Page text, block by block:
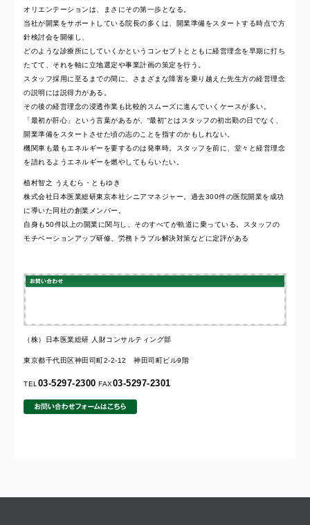
オリエンテーションは、まさにその第一歩となる。
当社が開業をサポートしている院長の多くは、開業準備をスタートする時点で方
針検討会を開催し、
どのような診療所にしていくかというコンセプトとともに経営理念を早期に打ち
たてて、それを軸に立地選定や事業計画の策定を行う。
スタッフ採用に至るまでの間に、さまざまな障害を乗り越えた先生方の経営理念
の説明には説得力がある。
その後の経営理念の浸透作業も比較的スムーズに進んでいくケースが多い。
「最初が肝心」という言葉があるが、“最初”とはスタッフの初出勤の日でなく、
開業準備をスタートさせた頃の志のことを指すのかもしれない。
機関車も最もエネルギーを要するのは発車時。スタッフを前に、堂々と経営理念
を語れるようエネルギーを燃やしてもらいたい。
植村智之 うえむら・ともゆき
株式会社日本医業総研東京本社シニアマネジャー。過去300件の医院開業を成功
に導いた同社の創業メンバー。
自身も50件以上の開業に関与し、そのすべてが軌道に乗っている。スタッフの
モチベーションアップ研修、労務トラブル解決対策などに定評がある
（株）日本医業総研 人財コンサルティング部
東京都千代田区神田司町2-2-12 神田司町ビル9階
TEL 03-5297-2300 FAX03-5297-2301